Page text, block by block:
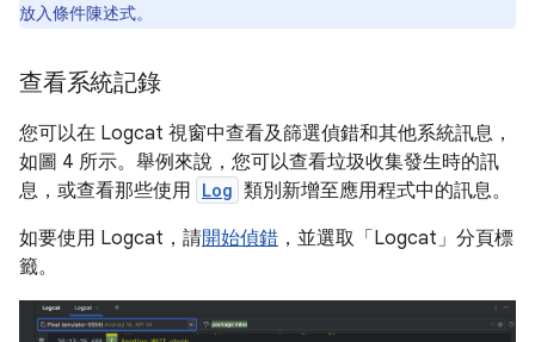
放入條件陳述式。
查看系統記錄
您可以在 Logcat 視窗中查看及篩選偵錯和其他系統訊息，
如圖 4 所示。舉例來說，您可以查看垃圾收集發生時的訊
息，或查看那些使用 Log 類別新增至應用程式中的訊息。
如要使用 Logcat，請開始偵錯 ，並選取「Logcat」分頁標
籤。